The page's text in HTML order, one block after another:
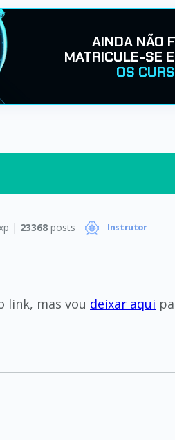
AINDA NÃO
MATRICULE-SE
OS
| 23368posts Instrutor
link, mas vou deixar aqui